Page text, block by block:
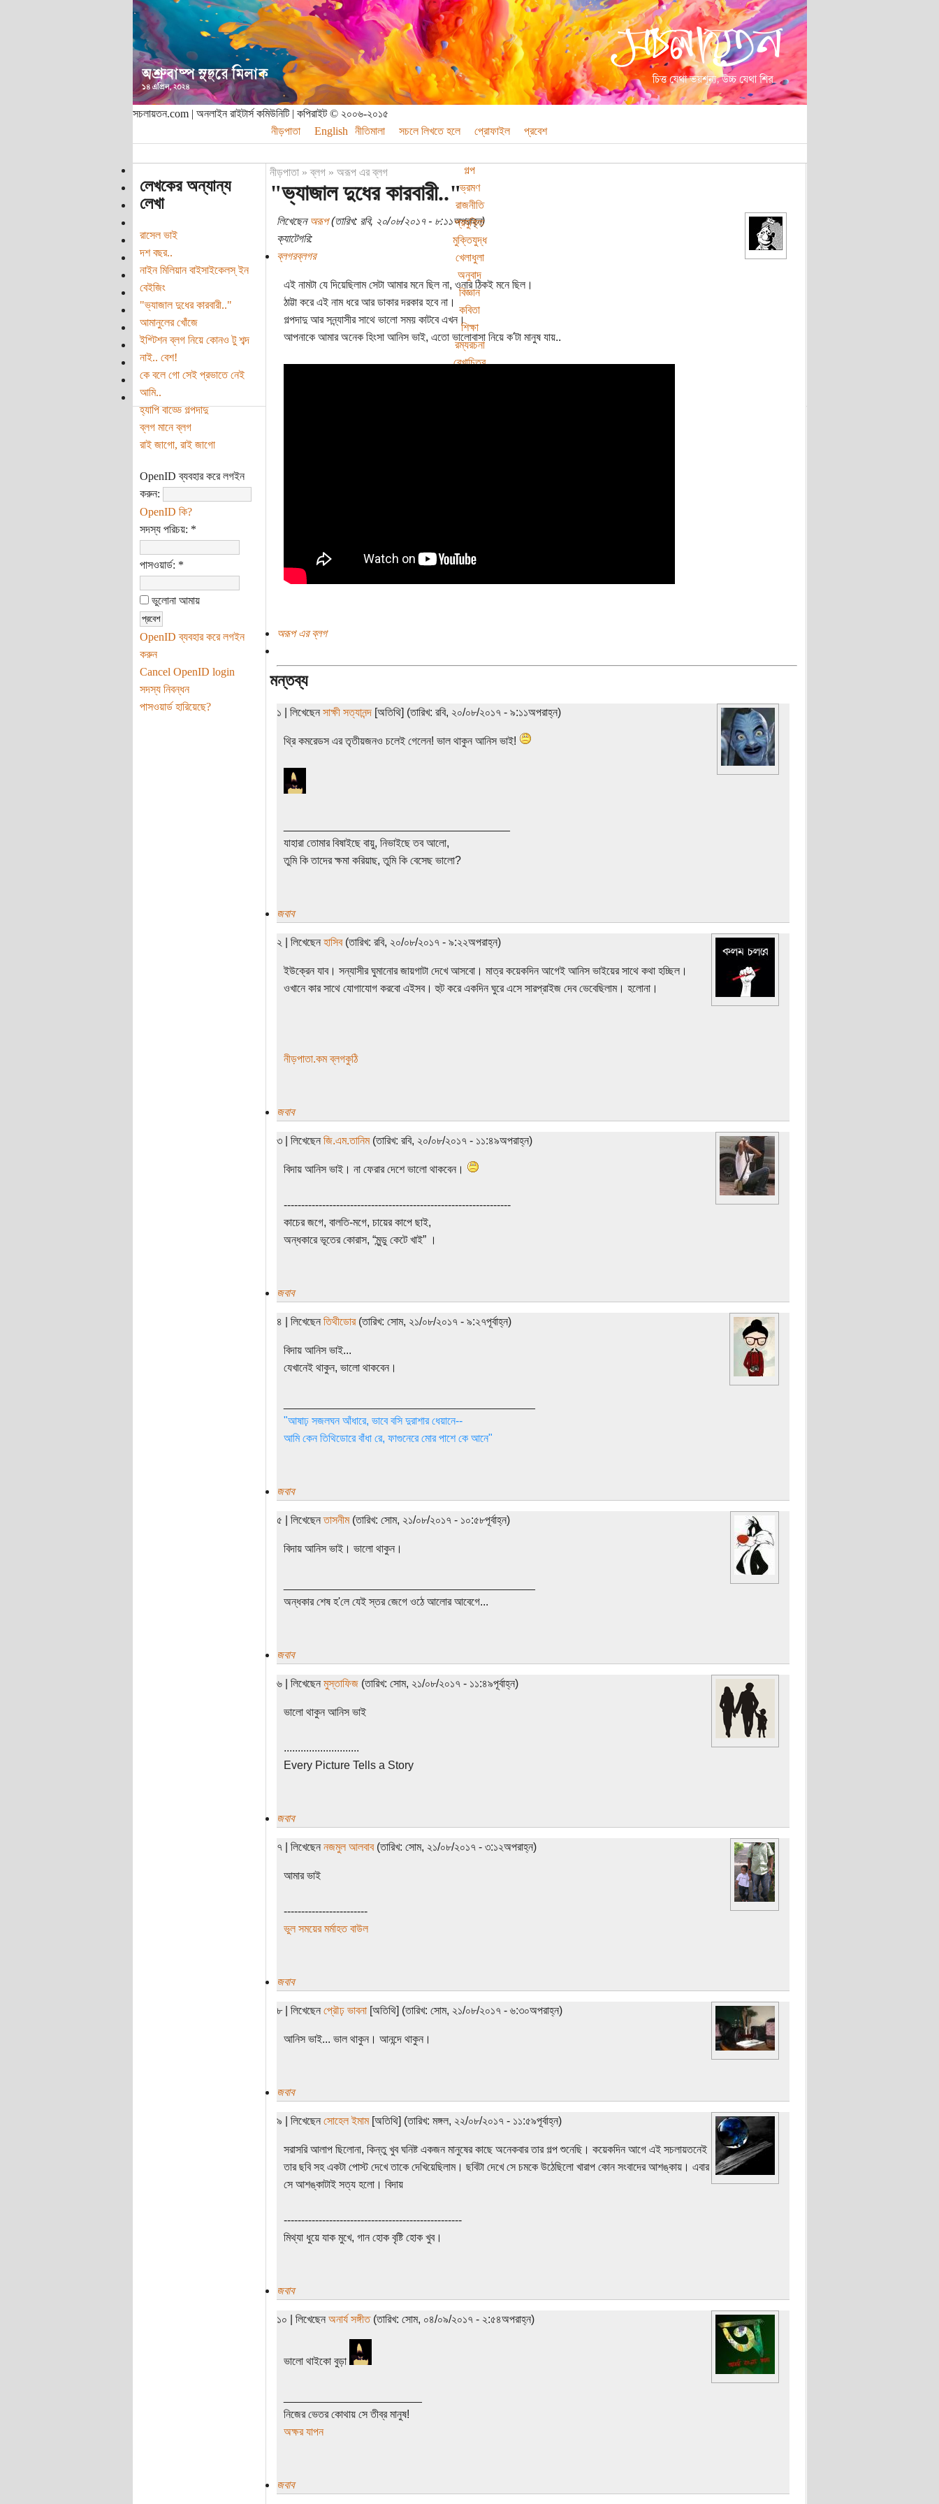
সচলায়তন.com | অনলাইন রাইটার্স কমিউনিটি | কপিরাইট © ২০০৬-২০১৫
নীড়পাতা
English নীতিমালা সচলে লিখতে হলে প্রোফাইল প্রবেশ
গল্প
ভ্রমণ
রাজনীতি
প্রযুক্তি
মুক্তিযুদ্ধ
খেলাধুলা
অনুবাদ
বিজ্ঞান
কবিতা
শিক্ষা
রম্যরচনা
রেখাচিত্র
লেখকের অন্যান্য
লেখা
রাসেল ভাই
দশ বছর..
নাইন মিলিয়ান বাইসাইকেলস্ ইন
বেইজিং
"ভ্যাজাল দুধের কারবারী.."
আমানুলের খোঁজে
ইশ্টিশন ব্লগ নিয়ে কোনও টু শব্দ
নাই.. বেশ!
কে বলে গো সেই প্রভাতে নেই
আমি..
হ্যাপি বাড্ডে গল্পদাদু
ব্লগ মানে ব্লগ
রাই জাগো, রাই জাগো
OpenID ব্যবহার করে লগইন
করুন:
OpenID কি?
সদস্য পরিচয়: *
পাসওয়ার্ড: *
ভুলোনা আমায়
OpenID ব্যবহার করে লগইন
করুন
Cancel OpenID login
সদস্য নিবন্ধন
পাসওয়ার্ড হারিয়েছে?
নীড়পাতা»ব্লগ» অরূপ এর ব্লগ
"ভ্যাজাল দুধের কারবারী.."
লিখেছেনঅরূপ(তারিখ: রবি, ২০/০৮/২০১৭ - ৮:১১অপরাহ্ন)
ক্যাটেগরি:
ব্লগরব্লগর
এই নামটা যে দিয়েছিলাম সেটা আমার মনে ছিল না, ওনার ঠিকই মনে ছিল।
ঠাট্টা করে এই নাম ধরে আর ডাকার দরকার হবে না।
গল্পদাদু আর সন্ন্যাসীর সাথে ভালো সময় কাটবে এখন।
আপনাকে আমার অনেক হিংসা আনিস ভাই, এতো ভালোবাসা নিয়ে ক'টা মানুষ যায়..
অরূপ এর ব্লগ
মন্তব্য
১ | লিখেছেন সাক্ষী সত্যানন্দ[অতিথি] (তারিখ: রবি, ২০/০৮/২০১৭ - ৯:১১অপরাহ্ন)
থ্রি কমরেডস এর তৃতীয়জনও চলেই গেলেন! ভাল থাকুন আনিস ভাই!
যাহারা তোমার বিষাইছে বায়ু, নিভাইছে তব আলো,
তুমি কি তাদের ক্ষমা করিয়াছ, তুমি কি বেসেছ ভালো?
জবাব
২ | লিখেছেন হাসিব(তারিখ: রবি, ২০/০৮/২০১৭ - ৯:২২অপরাহ্ন)
ইউক্রেন যাব। সন্যাসীর ঘুমানোর জায়গাটা দেখে আসবো। মাত্র কয়েকদিন আগেই আনিস ভাইয়ের সাথে কথা হচ্ছিল।
ওখানে কার সাথে যোগাযোগ করবো এইসব। হুট করে একদিন ঘুরে এসে সারপ্রাইজ দেব ভেবেছিলাম। হলোনা।
নীড়পাতা.কম ব্লগকুঠি
জবাব
৩ | লিখেছেন জি.এম.তানিম(তারিখ: রবি, ২০/০৮/২০১৭ - ১১:৪৯অপরাহ্ন)
বিদায় আনিস ভাই। না ফেরার দেশে ভালো থাকবেন।
-----------------------------------------------------------------
কাচের জগে, বালতি-মগে, চায়ের কাপে ছাই,
অন্ধকারে ভূতের কোরাস, “মুন্ডু কেটে খাই” ।
জবাব
৪ | লিখেছেন তিথীডোর(তারিখ: সোম, ২১/০৮/২০১৭ - ৯:২৭পূর্বাহ্ন)
বিদায় আনিস ভাই...
যেখানেই থাকুন, ভালো থাকবেন।
"আষাঢ় সজলঘন আঁধারে, ভাবে বসি দুরাশার ধেয়ানে--
আমি কেন তিথিডোরে বাঁধা রে, ফাগুনেরে মোর পাশে কে আনে"
জবাব
৫ | লিখেছেনতাসনীম(তারিখ: সোম, ২১/০৮/২০১৭ - ১০:৫৮পূর্বাহ্ন)
বিদায় আনিস ভাই। ভালো থাকুন।
অন্ধকার শেষ হ'লে যেই স্তর জেগে ওঠে আলোর আবেগে...
জবাব
৬ | লিখেছেন মুস্তাফিজ(তারিখ: সোম, ২১/০৮/২০১৭ - ১১:৪৯পূর্বাহ্ন)
ভালো থাকুন আনিস ভাই
...........................
Every Picture Tells a Story
জবাব
৭ | লিখেছেন নজমুল আলবাব(তারিখ: সোম, ২১/০৮/২০১৭ - ৩:১২অপরাহ্ন)
আমার ভাই
------------------------
ভুল সময়ের মর্মাহত বাউল
জবাব
৮ | লিখেছেন প্রৌঢ় ভাবনা[অতিথি] (তারিখ: সোম, ২১/০৮/২০১৭ - ৬:৩০অপরাহ্ন)
আনিস ভাই... ভাল থাকুন। আনন্দে থাকুন।
জবাব
৯ | লিখেছেন সোহেল ইমাম[অতিথি] (তারিখ: মঙ্গল, ২২/০৮/২০১৭ - ১১:৫৯পূর্বাহ্ন)
সরাসরি আলাপ ছিলোনা, কিন্তু খুব ঘনিষ্ট একজন মানুষের কাছে অনেকবার তার গল্প শুনেছি। কয়েকদিন আগে এই সচলায়তনেই
তার ছবি সহ একটা পোস্ট দেখে তাকে দেখিয়েছিলাম। ছবিটা দেখে সে চমকে উঠেছিলো খারাপ কোন সংবাদের আশঙ্কায়। এবার
সে আশঙ্কাটাই সত্য হলো। বিদায়
---------------------------------------------------
মিথ্যা ধুয়ে যাক মুখে, গান হোক বৃষ্টি হোক খুব।
জবাব
১০ | লিখেছেন অনার্য সঙ্গীত(তারিখ: সোম, ০৪/০৯/২০১৭ - ২:৫৪অপরাহ্ন)
ভালো থাইকো বুড়া
নিজের ভেতর কোথায় সে তীব্র মানুষ!
অক্ষর যাপন
জবাব